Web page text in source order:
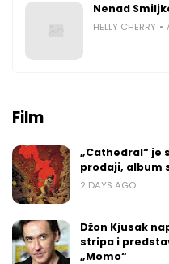
Nenad
HELLY CHERRY
Film
„Cathedral“ je
prodaji, album
2 DAYS AGO
Džon Kjusak
stripa i
„Momo“